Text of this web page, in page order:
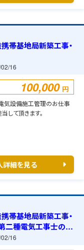
帯基地局新築工事・
16
100,000 円
気設備施工管理のお仕事
して頂きます。
詳細を見る
帯基地局新築工事・
二種電気工事士の資
16